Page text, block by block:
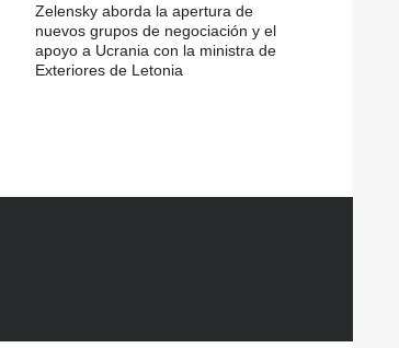
Zelensky aborda la apertura de
nuevos grupos de negociación y el
apoyo a Ucrania con la ministra de
Exteriores de Letonia